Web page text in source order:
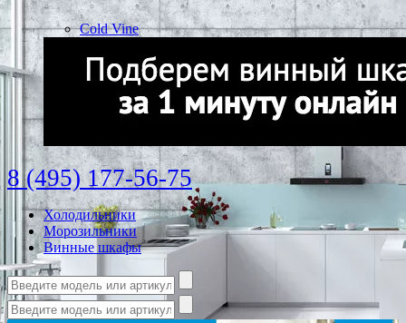
Cold Vine
8 (495) 177-56-75
Холодильники
Морозильники
Винные шкафы